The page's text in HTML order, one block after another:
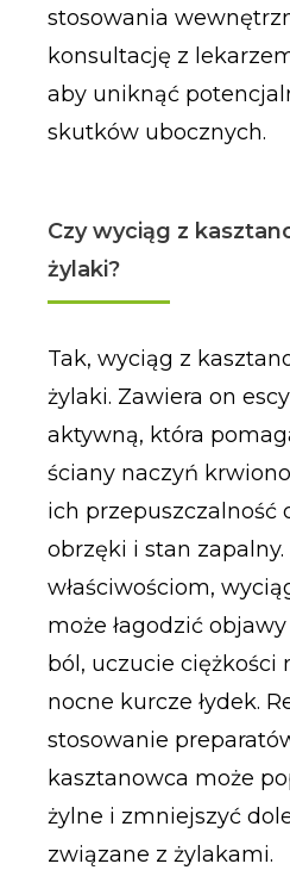
stosowania
konsultację z
aby uniknąć
skutków ubocznych.
Czy wyciąg z
żylaki?
Tak, wyciąg z
żylaki. Zawiera on
aktywną, która
ściany naczyń
ich przepuszczalność
obrzęki i stan
właściwościom,
może łagodzić
ból, uczucie ciężkości
nocne kurcze łydek.
stosowanie
kasztanowca może
żylne i zmniejszyć
związane z żylakami.